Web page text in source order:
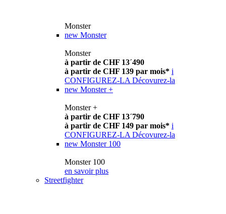
Monster
new Monster
Monster
à partir de CHF 13´490
à partir de CHF 139 par mois* i
CONFIGUREZ-LA Décovurez-la
new Monster +
Monster +
à partir de CHF 13´790
à partir de CHF 149 par mois* i
CONFIGUREZ-LA Décovurez-la
new Monster 100
Monster 100
en savoir plus
Streetfighter